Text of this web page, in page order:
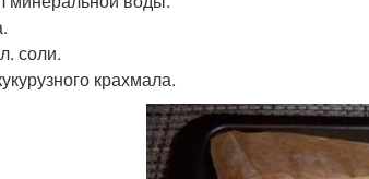
соли.
крахмала.